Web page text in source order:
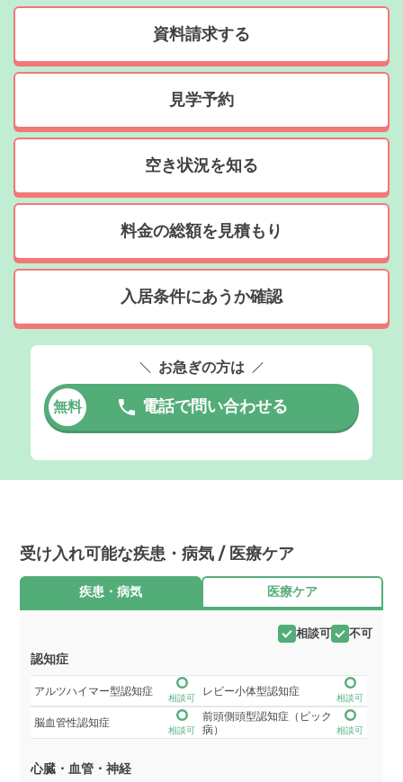
資料請求する
見学予約
空き状況を知る
料金の総額を見積もり
入居条件にあうか確認
お急ぎの方は
無料 電話で問い合わせる
受け入れ可能な疾患・病気 / 医療ケア
疾患・病気 医療ケア
相談可 不可
認知症
アルツハイマー型認知症
相談可
レビー小体型認知症
相談可
脳血管性認知症
相談可
前頭側頭型認知症（ピック
病）
相談可
心臓・血管・神経